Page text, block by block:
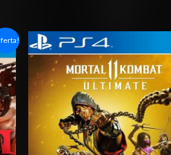
Rango
de
precios:
desde
$6.03
hasta
$10.03